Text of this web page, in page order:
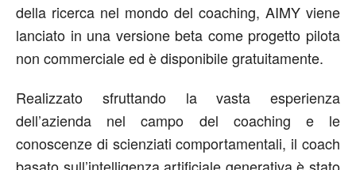
della ricerca nel mondo del coaching, AIMY viene
lanciato in una versione beta come progetto pilota
non commerciale ed è disponibile gratuitamente.
Realizzato sfruttando la vasta esperienza
dell’azienda nel campo del coaching e le
conoscenze di scienziati comportamentali, il coach
basato sull’intelligenza artificiale generativa è stato